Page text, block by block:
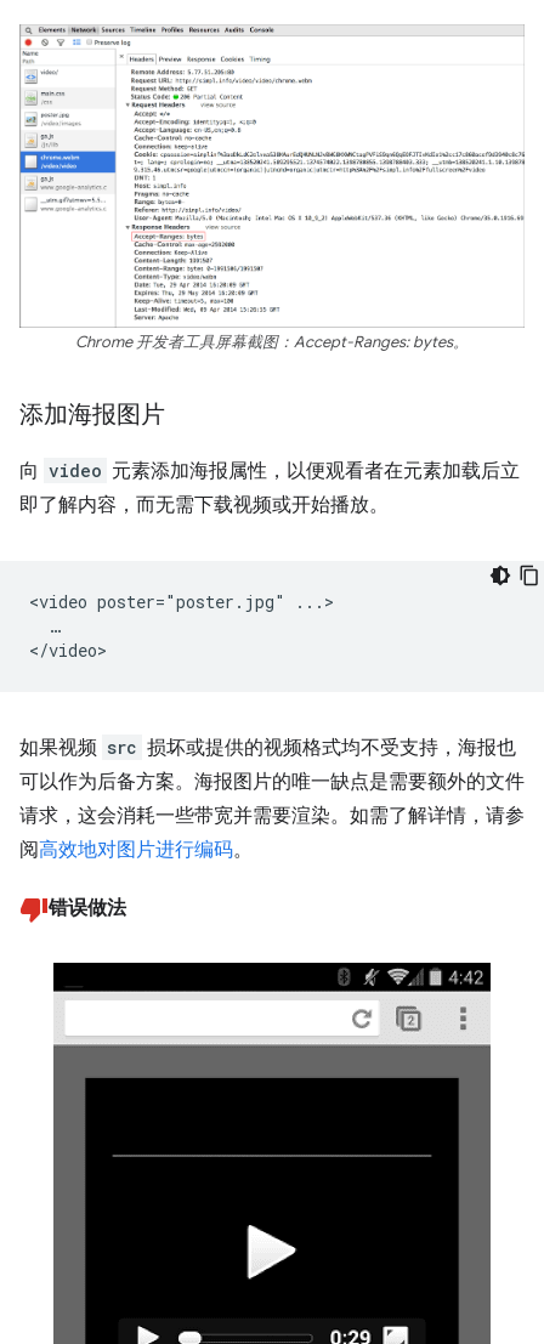
Chrome 开发者工具屏幕截图：Accept-Ranges: bytes。
添加海报图片
向 video 元素添加海报属性，以便观看者在元素加载后立
即了解内容，而无需下载视频或开始播放。
<video poster="poster.jpg" ...>
  …
如果视频 src 损坏或提供的视频格式均不受支持，海报也
可以作为后备方案。海报图片的唯一缺点是需要额外的文件
请求，这会消耗一些带宽并需要渲染。如需了解详情，请参
阅高效地对图片进行编码。
错误做法